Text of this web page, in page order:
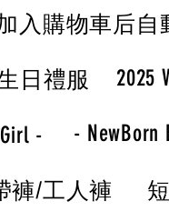
入購物車后自
日禮服 2025
- - NewBorn
褲/工人褲